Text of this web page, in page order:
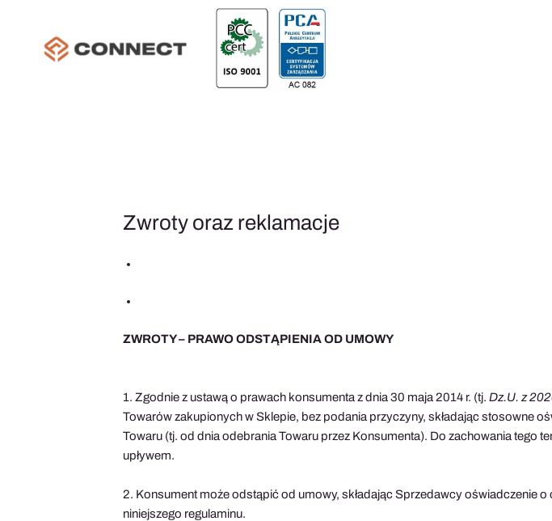
Zwroty oraz reklamacje
ZWROTY – PRAWO ODSTĄPIENIA OD UMOWY
1. Zgodnie z ustawą o prawach konsumenta z dnia 30 maja 2014 r. (tj.Dz.U. z
Towarów zakupionych w Sklepie, bez podania przyczyny, składając stosowne
Towaru (tj. od dnia odebrania Towaru przez Konsumenta). Do zachowania tego
upływem.
2. Konsument może odstąpić od umowy, składając Sprzedawcy oświadczenie
niniejszego regulaminu.